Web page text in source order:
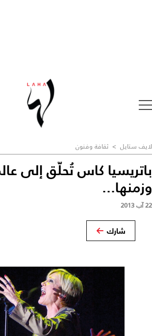
لايف ستايل > ثقافة وفنون
باتريسيا كاس تُحلّق إلى
وزمنها...
22 آب 2013
شارك